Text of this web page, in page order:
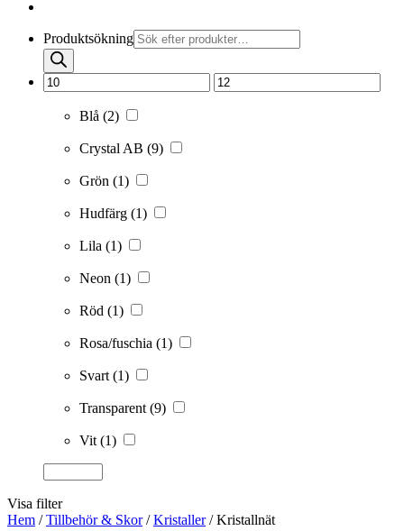
Produktsökning
Blå (2)
Crystal AB (9)
Grön (1)
Hudfärg (1)
Lila (1)
Neon (1)
Röd (1)
Rosa/fuschia (1)
Svart(1)
Transparent(9)
Vit(1)
Visa filter
Hem /Tillbehör & Skor/Kristaller/ Kristallnät